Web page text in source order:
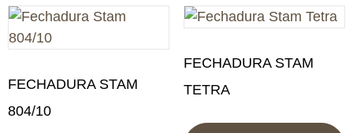
FECHADURA STAM
804/10
FECHADURA STAM
TETRA